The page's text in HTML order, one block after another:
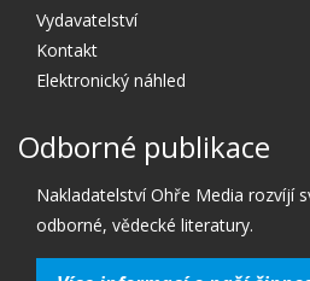
Vydavatelství
Kontakt
Elektronický náhled
Odborné publikace
Nakladatelství Ohře Media rozvíjí
odborné, vědecké literatury.